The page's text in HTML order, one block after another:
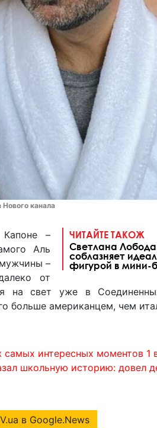
канала
ЧИТАЙТЕ ТАКОЖ
Светлана Лобода
соблазняет
фигурой в мини-
–
Аль
–
от
на свет уже в
больше американцем, чем
интересных моментов 1
школьную историю: довел
в Google.News